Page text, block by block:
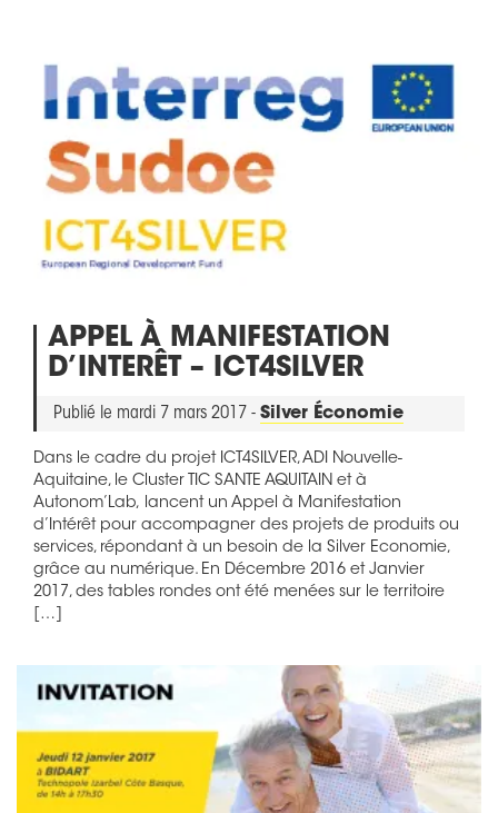
APPEL À MANIFESTATION
D’INTERÊT – ICT4SILVER
Publié le mardi 7 mars 2017 - Silver Économie
Dans le cadre du projet ICT4SILVER, ADI Nouvelle-
Aquitaine, le Cluster TIC SANTE AQUITAIN et à
Autonom’Lab, lancent un Appel à Manifestation
d’Intérêt pour accompagner des projets de produits ou
services, répondant à un besoin de la Silver Economie,
grâce au numérique. En Décembre 2016 et Janvier
2017, des tables rondes ont été menées sur le territoire
[…]